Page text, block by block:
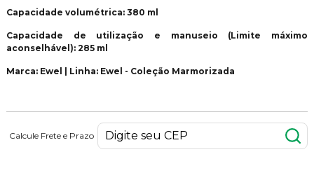
Capacidade volumétrica: 380 ml
Capacidade de utilização e manuseio (Limite máximo
aconselhável): 285 ml
Marca: Ewel | Linha: Ewel - Coleção Marmorizada
Calcule Frete e Prazo